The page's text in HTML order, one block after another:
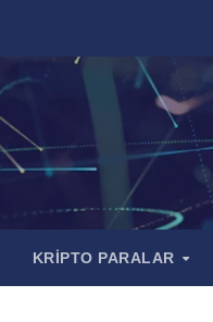
KRİPTO PARALAR